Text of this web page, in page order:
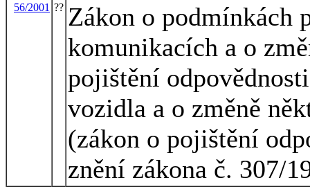
56/2001 ?? Zákon o podmínkách
komunikacích a o
pojištění
vozidla a o změně
(zákon o pojištění
znění zákona č. 307/